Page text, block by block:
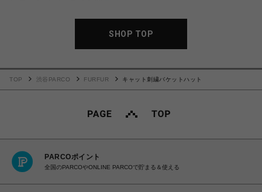
SHOP TOP
TOP 渋谷PARCO FURFUR キャット刺繍バケットハット
PARCOポイント
全国のPARCOやONLINE PARCOで貯まる＆使える